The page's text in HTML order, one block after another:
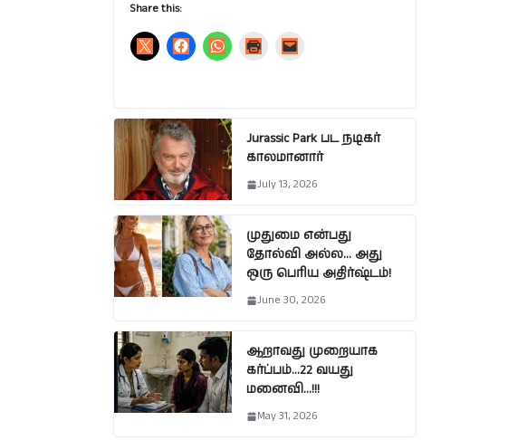
Share this:
Jurassic Park பட நடிகர்
காலமானார்
July 13, 2026
முதுமை என்பது
தோல்வி அல்ல… அது
ஒரு பெரிய அதிர்ஷ்டம்!
June 30, 2026
ஆறாவது முறையாக
கர்ப்பம்…22 வயது
மனைவி…!!!
May 31, 2026